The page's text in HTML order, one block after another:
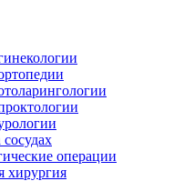
операции
хирургия